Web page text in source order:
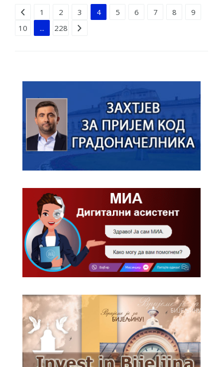
Strana 4 od 228
1 2 3 4 5 6 7 8
9
10
... 228